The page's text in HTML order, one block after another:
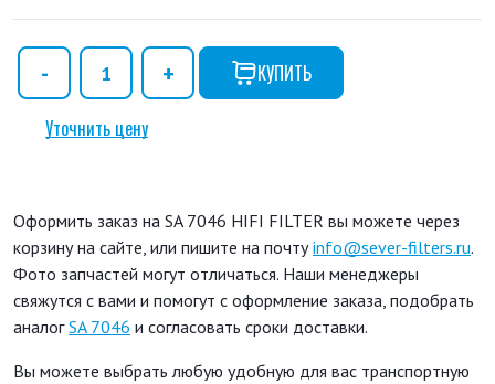
КУПИТЬ
Уточнить цену
Оформить заказ на SA 7046 HIFI FILTER вы можете через
корзину на сайте, или пишите на почтуinfo@sever-filters.ru.
Фото запчастей могут отличаться. Наши менеджеры
свяжутся с вами и помогут с оформление заказа, подобрать
аналогSA 7046 и согласовать сроки доставки.
Вы можете выбрать любую удобную для вас транспортную